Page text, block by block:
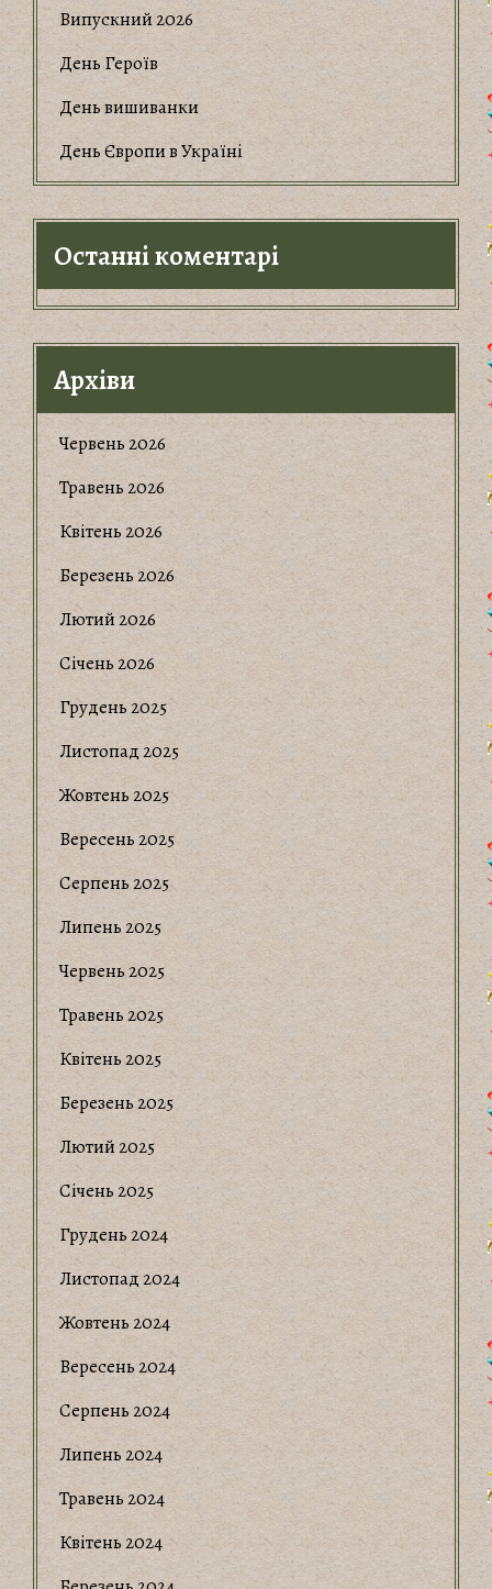
Випускний 2026
День Героїв
День вишиванки
День Європи в Україні
Останні коментарі
Архіви
Червень 2026
Травень 2026
Квітень 2026
Березень 2026
Лютий 2026
Січень 2026
Грудень 2025
Листопад 2025
Жовтень 2025
Вересень 2025
Серпень 2025
Липень 2025
Червень 2025
Травень 2025
Квітень 2025
Березень 2025
Лютий 2025
Січень 2025
Грудень 2024
Листопад 2024
Жовтень 2024
Вересень 2024
Серпень 2024
Липень 2024
Травень 2024
Квітень 2024